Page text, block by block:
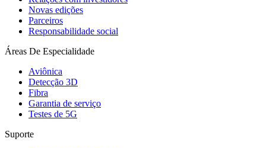
Novas edições
Parceiros
Responsabilidade social
Áreas De Especialidade
Aviônica
Detecção 3D
Fibra
Garantia de serviço
Testes de 5G
Suporte